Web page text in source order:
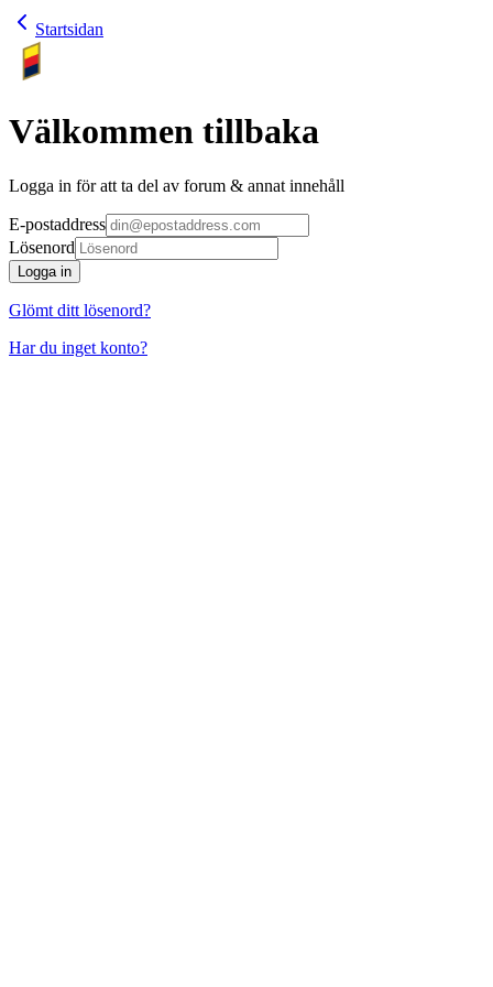
Startsidan
Välkommen tillbaka
Logga in för att ta del av forum & annat innehåll
E-postaddress
Lösenord
Logga in
Glömt ditt lösenord?
Har du inget konto?